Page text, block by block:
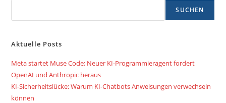
SUCHEN
Aktuelle Posts
Meta startet Muse Code: Neuer KI-Programmieragent fordert
OpenAI und Anthropic heraus
KI-Sicherheitslücke: Warum KI-Chatbots Anweisungen verwechseln
können